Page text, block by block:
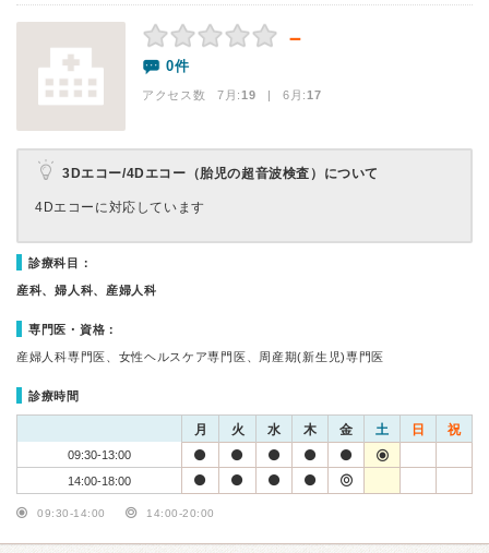
－
0件
アクセス数 7月:19 | 6月:17
3Dエコー/4Dエコー（胎児の超音波検査）について
4Dエコーに対応しています
診療科目：
産科、婦人科、産婦人科
専門医・資格：
産婦人科専門医、女性ヘルスケア専門医、周産期(新生児)専門医
診療時間
月 火 水 木 金 土 日 祝
09:30-13:00
14:00-18:00
09:30-14:00 14:00-20:00